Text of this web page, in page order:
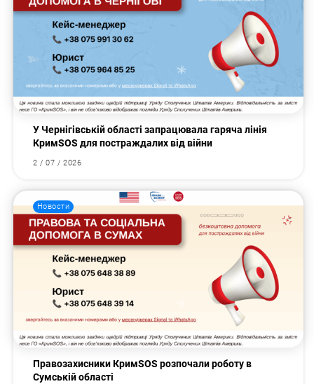
У Чернігівській області запрацювала гаряча лінія
КримSOS для постраждалих від війни
2 / 07 / 2026
Новости
Правозахисники КримSOS розпочали роботу в
Сумській області